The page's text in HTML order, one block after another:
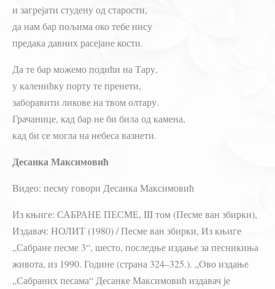
и загрејати студену од старости,
да нам бар пољима око тебе нису
предака давних расејане кости.
Да те бар можемо подићи на Тару,
у каленићку порту те пренети,
заборавити ликове на твом олтару.
Грачанице, кад бар не би била од камена,
кад би се могла на небеса вазнети.
Десанка Максимовић
Видео: песму говори Десанка Максимовић
Из књиге: САБРАНЕ ПЕСМЕ, III том (Песме ван збирки),
Издавач: НОЛИТ (1980) / Песме ван збирки, Из књиге
„Сабране песме 3“, шесто, последње издање за песникиња
живота, из 1990. Године (страна 324–325.). „Ово издање
„Сабраних песама“ Десанке Максимовић издавач је